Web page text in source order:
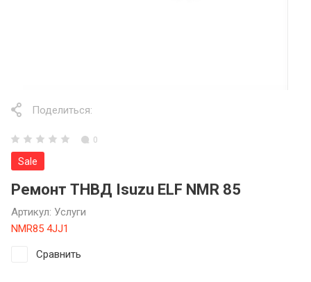
Поделиться:
0
Sale
Ремонт ТНВД Isuzu ELF NMR 85
Артикул: Услуги
NMR85 4JJ1
Сравнить